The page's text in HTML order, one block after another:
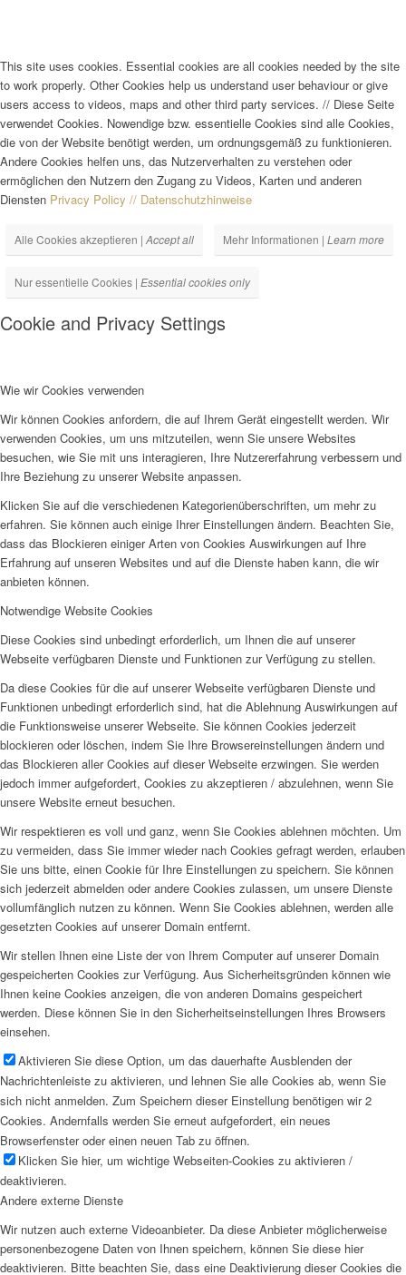
This site uses cookies. Essential cookies are all cookies needed by the site
to work properly. Other Cookies help us understand user behaviour or give
users access to videos, maps and other third party services. // Diese Seite
verwendet Cookies. Nowendige bzw. essentielle Cookies sind alle Cookies,
die von der Website benötigt werden, um ordnungsgemäß zu funktionieren.
Andere Cookies helfen uns, das Nutzerverhalten zu verstehen oder
ermöglichen den Nutzern den Zugang zu Videos, Karten und anderen
Diensten Privacy Policy // Datenschutzhinweise
Alle Cookies akzeptieren | Accept all Mehr Informationen | Learn more
Nur essentielle Cookies | Essential cookies only
Cookie and Privacy Settings
Wie wir Cookies verwenden
Wir können Cookies anfordern, die auf Ihrem Gerät eingestellt werden. Wir
verwenden Cookies, um uns mitzuteilen, wenn Sie unsere Websites
besuchen, wie Sie mit uns interagieren, Ihre Nutzererfahrung verbessern und
Ihre Beziehung zu unserer Website anpassen.
Klicken Sie auf die verschiedenen Kategorienüberschriften, um mehr zu
erfahren. Sie können auch einige Ihrer Einstellungen ändern. Beachten Sie,
dass das Blockieren einiger Arten von Cookies Auswirkungen auf Ihre
Erfahrung auf unseren Websites und auf die Dienste haben kann, die wir
anbieten können.
Notwendige Website Cookies
Diese Cookies sind unbedingt erforderlich, um Ihnen die auf unserer
Webseite verfügbaren Dienste und Funktionen zur Verfügung zu stellen.
Da diese Cookies für die auf unserer Webseite verfügbaren Dienste und
Funktionen unbedingt erforderlich sind, hat die Ablehnung Auswirkungen auf
die Funktionsweise unserer Webseite. Sie können Cookies jederzeit
blockieren oder löschen, indem Sie Ihre Browsereinstellungen ändern und
das Blockieren aller Cookies auf dieser Webseite erzwingen. Sie werden
jedoch immer aufgefordert, Cookies zu akzeptieren / abzulehnen, wenn Sie
unsere Website erneut besuchen.
Wir respektieren es voll und ganz, wenn Sie Cookies ablehnen möchten. Um
zu vermeiden, dass Sie immer wieder nach Cookies gefragt werden, erlauben
Sie uns bitte, einen Cookie für Ihre Einstellungen zu speichern. Sie können
sich jederzeit abmelden oder andere Cookies zulassen, um unsere Dienste
vollumfänglich nutzen zu können. Wenn Sie Cookies ablehnen, werden alle
gesetzten Cookies auf unserer Domain entfernt.
Wir stellen Ihnen eine Liste der von Ihrem Computer auf unserer Domain
gespeicherten Cookies zur Verfügung. Aus Sicherheitsgründen können wie
Ihnen keine Cookies anzeigen, die von anderen Domains gespeichert
werden. Diese können Sie in den Sicherheitseinstellungen Ihres Browsers
einsehen.
Aktivieren Sie diese Option, um das dauerhafte Ausblenden der
Nachrichtenleiste zu aktivieren, und lehnen Sie alle Cookies ab, wenn Sie
sich nicht anmelden. Zum Speichern dieser Einstellung benötigen wir 2
Cookies. Andernfalls werden Sie erneut aufgefordert, ein neues
Browserfenster oder einen neuen Tab zu öffnen.
Klicken Sie hier, um wichtige Webseiten-Cookies zu aktivieren /
deaktivieren.
Andere externe Dienste
Wir nutzen auch externe Videoanbieter. Da diese Anbieter möglicherweise
personenbezogene Daten von Ihnen speichern, können Sie diese hier
deaktivieren. Bitte beachten Sie, dass eine Deaktivierung dieser Cookies die